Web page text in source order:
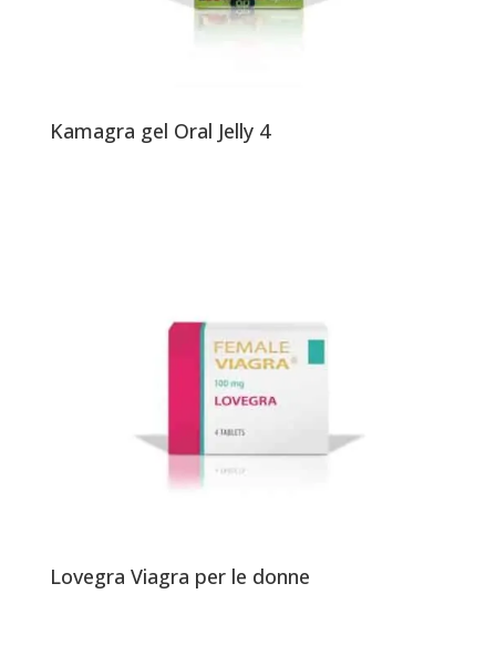
Kamagra gel Oral Jelly 4
Lovegra Viagra per le donne